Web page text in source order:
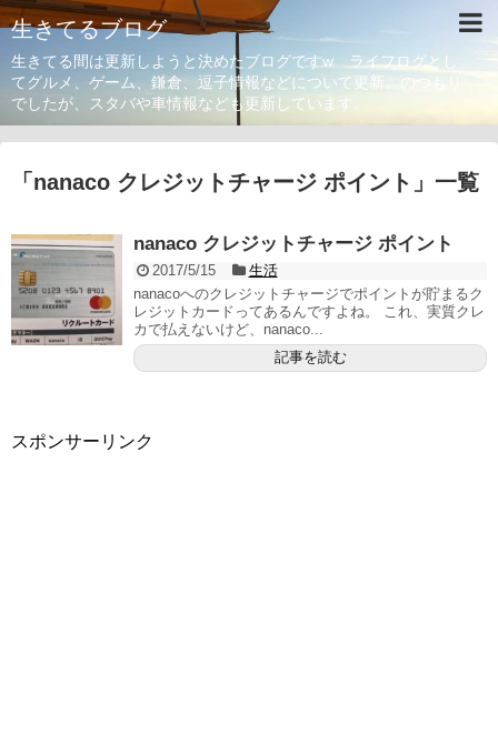
生きてるブログ
生きてる間は更新しようと決めたブログですw ライフログとし
てグルメ、ゲーム、鎌倉、逗子情報などについて更新。のつもり
でしたが、スタバや車情報なども更新しています。
「 nanaco クレジットチャージ ポイント 」 一覧
nanaco クレジットチャージ ポイント
2017/5/15
生活
nanacoへのクレジットチャージでポイントが貯まるク
レジットカードってあるんですよね。 これ、実質クレ
カで払えないけど、nanaco...
記事を読む
スポンサーリンク